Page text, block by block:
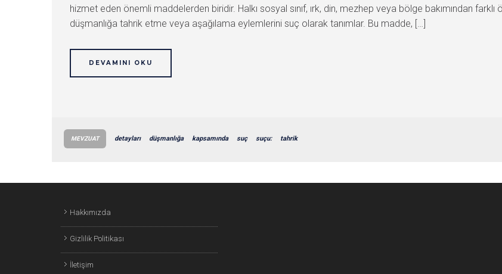
hizmet eden önemli maddelerden biridir. Halkı sosyal sınıf, ırk, din, mezhep veya bölge bakımından
düşmanlığa tahrik etme veya aşağılama eylemlerini suç olarak tanımlar. Bu madde, […]
DEVAMINI OKU
MEVZUAT detayları düşmanlığa kapsamında suç suçu: tahrik
Hakkımızda
Gizlilik Politikası
İletişim